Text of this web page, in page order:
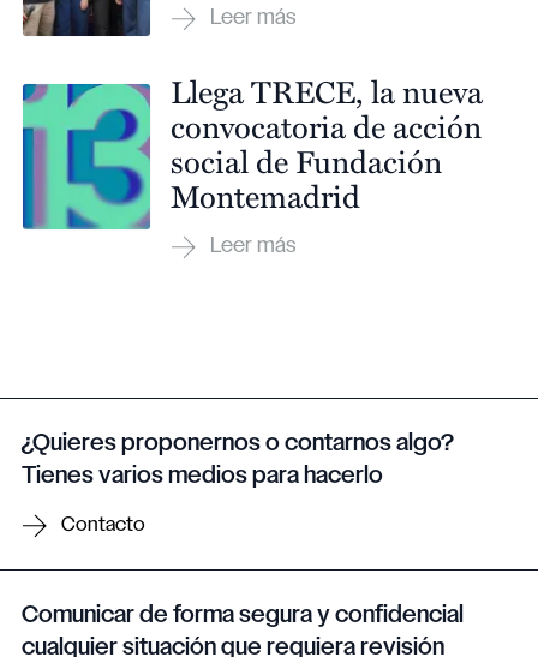
Llega TRECE, la nueva
convocatoria de acción
social de Fundación
Montemadrid
¿Quieres proponernos o contarnos algo?
Tienes varios medios para hacerlo
Contacto
Comunicar de forma segura y confidencial
cualquier situación que requiera revisión